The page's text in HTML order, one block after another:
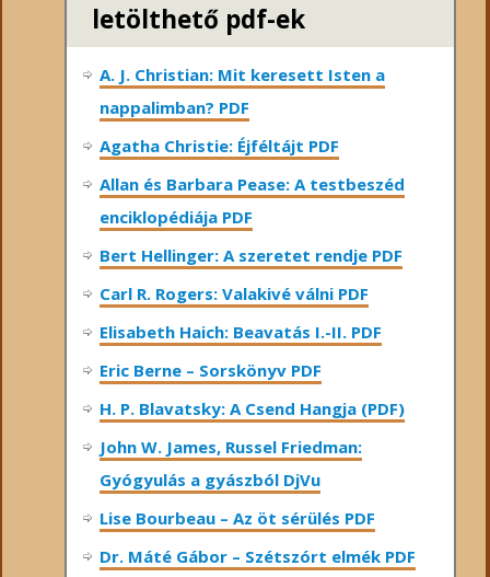
letölthető pdf-ek
A. J. Christian: Mit keresett Isten a
nappalimban? PDF
Agatha Christie: Éjféltájt PDF
Allan és Barbara Pease: A testbeszéd
enciklopédiája PDF
Bert Hellinger: A ​szeretet rendje PDF
Carl R. Rogers: Valakivé válni PDF
Elisabeth Haich: Beavatás I.-II. PDF
Eric Berne – Sorskönyv PDF
H. P. Blavatsky: A Csend Hangja (PDF)
John W. James, Russel Friedman:
Gyógyulás a gyászból DjVu
Lise Bourbeau – Az öt sérülés PDF
Dr. Máté Gábor – Szétszórt elmék PDF